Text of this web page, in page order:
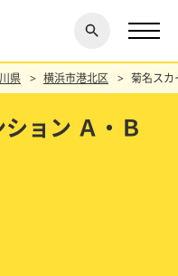
探す
閉じ
る
県 横浜市港北区 菊名スカ
ョン Ａ・Ｂ